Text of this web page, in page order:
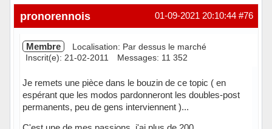
#76
01-09-2021 20:10:44
pronorennois
Membre
Localisation: Par dessus le marché
Inscrit(e): 21-02-2011
Messages: 11 352
Je remets une pièce dans le bouzin de ce topic ( en
espérant que les modos pardonneront les doubles-post
permanents, peu de gens interviennent )...